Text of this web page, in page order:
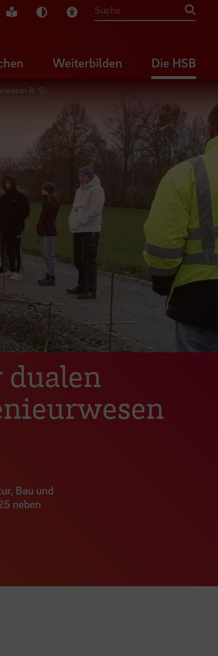
Gebärdensprache
Leichte Sprache
Dunkel-Modus
Visuelle Hilfe
Suche
Weiterbilden Die HSB
B. Sc.
Bau und
neben